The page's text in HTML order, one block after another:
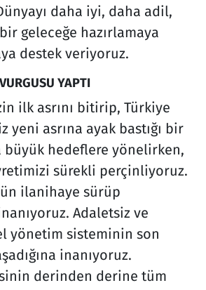
daha iyi, daha adil,
geleceğe hazırlamaya
destek veriyoruz.
YAPTI
ilk asrını bitirip, Türkiye
yeni asrına ayak bastığı bir
büyük hedeflere yönelirken,
sürekli perçinliyoruz.
ilanihaye sürüp
Adaletsiz ve
yönetim sisteminin son
inanıyoruz.
derinden derine tüm